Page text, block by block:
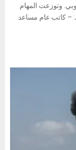
وتوزعت المهام
– كاتب عام مساعد